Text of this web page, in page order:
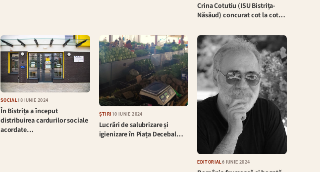
Crina Cotutiu (ISU Bistrița-
Năsăud) concurat cot la cot…
SOCIAL18 IUNIE 2024
În Bistrița a început
distribuirea cardurilor sociale
acordate…
ȘTIRI 10 IUNIE 2024
Lucrări de salubrizare și
igienizare în Piața Decebal…
EDITORIAL 6 IUNIE 2024